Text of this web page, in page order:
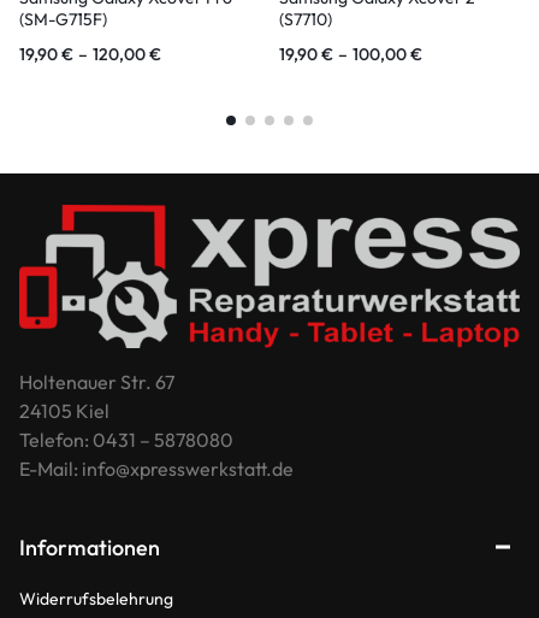
(SM-G715F)
19,90€ – 120,00€
(S7710)
19,90€ – 100,00€
Holtenauer Str. 67
24105 Kiel
Telefon: 0431 – 5878080
E-Mail: info@xpresswerkstatt.de
Informationen
Widerrufsbelehrung